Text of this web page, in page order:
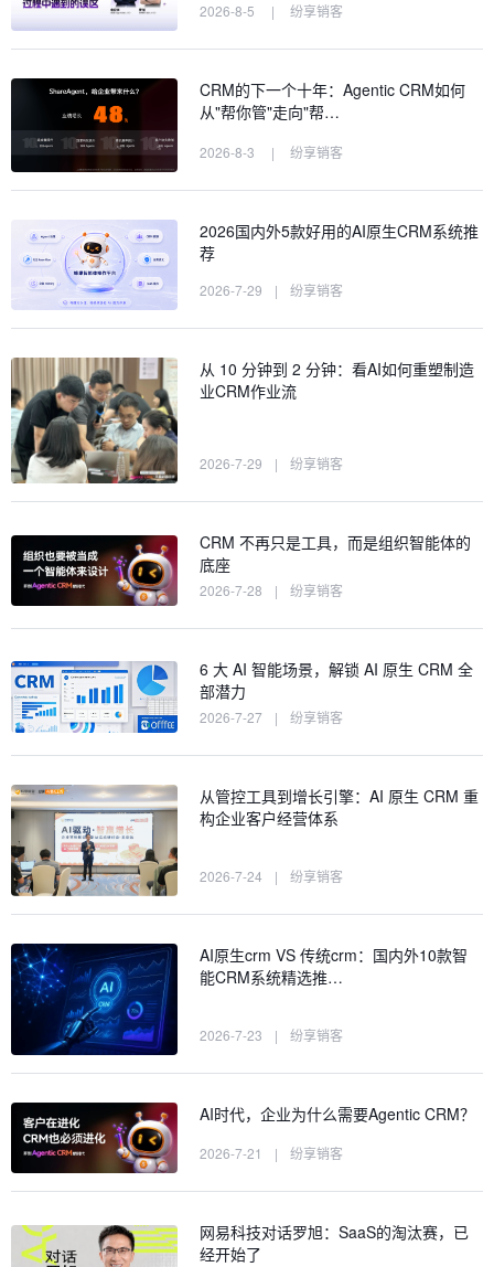
2026-8-5 | 纷享销客
CRM的下一个十年：Agentic CRM如何
从"帮你管"走向"帮…
2026-8-3 | 纷享销客
2026国内外5款好用的AI原生CRM系统推
荐
2026-7-29 | 纷享销客
从 10 分钟到 2 分钟：看AI如何重塑制造
业CRM作业流
2026-7-29 | 纷享销客
CRM 不再只是工具，而是组织智能体的
底座
2026-7-28 | 纷享销客
6 大 AI 智能场景，解锁 AI 原生 CRM 全
部潜力
2026-7-27 | 纷享销客
从管控工具到增长引擎：AI 原生 CRM 重
构企业客户经营体系
2026-7-24 | 纷享销客
AI原生crm VS 传统crm：国内外10款智
能CRM系统精选推…
2026-7-23 | 纷享销客
AI时代，企业为什么需要Agentic CRM？
2026-7-21 | 纷享销客
网易科技对话罗旭：SaaS的淘汰赛，已
经开始了